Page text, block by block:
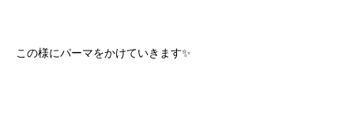
この様にパーマをかけていきます✨